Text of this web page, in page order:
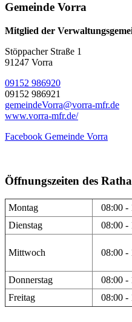
Gemeinde Vorra
Mitglied der
Stöppacher Straße 1
91247 Vorra
09152 986920
09152 986921
gemeindeVorra@vorra-mfr.de
www.vorra-mfr.de/
Facebook Gemeinde Vorra
Öffnungszeiten des
Montag 08:00 -
Dienstag
08:00 -
Mittwoch 08:00 -
Donnerstag 08:00 -
Freitag
08:00 -